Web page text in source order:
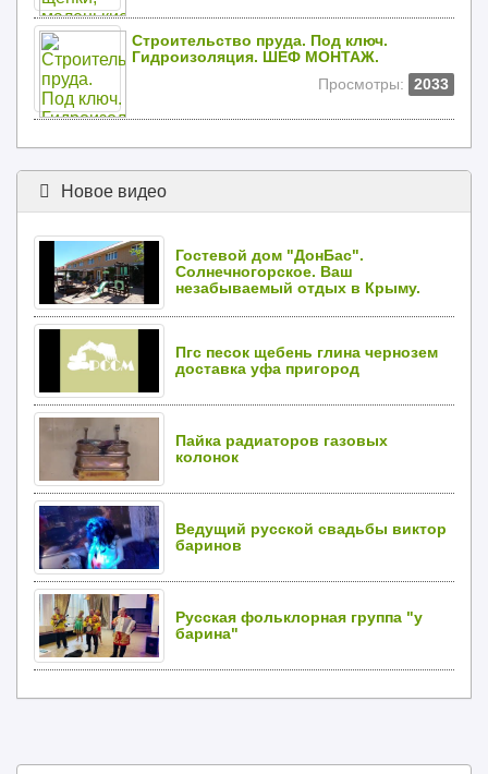
Строительство пруда. Под ключ.
Гидроизоляция. ШЕФ МОНТАЖ.
Просмотры:
2033
Новое видео
Гостевой дом "ДонБас".
Солнечногорское. Ваш
незабываемый отдых в Крыму.
Пгс песок щебень глина чернозем
доставка уфа пригород
Пайка радиаторов газовых
колонок
Ведущий русской свадьбы виктор
баринов
Русская фольклорная группа "у
барина"